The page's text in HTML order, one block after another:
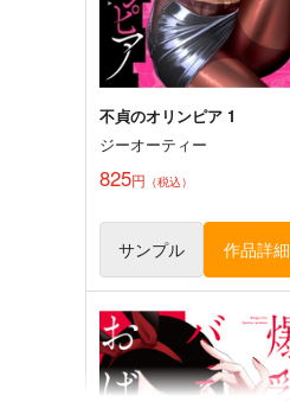
不貞のオリンピア 1
ジーオーティー
825円 （税込）
サンプル 作品詳細